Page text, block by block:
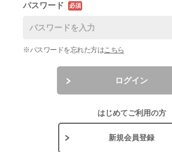
パスワード 必須
※パスワードを忘れた方はこちら
ログイン
はじめてご利用の方
新規会員登録